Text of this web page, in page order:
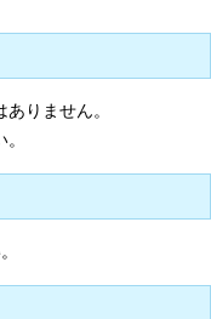
りません。